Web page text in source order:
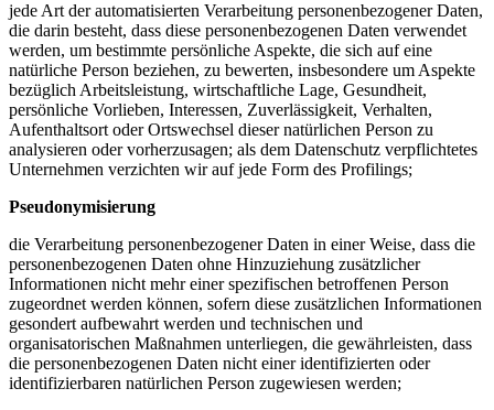
jede Art der automatisierten Verarbeitung personenbezogener Daten,
die darin besteht, dass diese personenbezogenen Daten verwendet
werden, um bestimmte persönliche Aspekte, die sich auf eine
natürliche Person beziehen, zu bewerten, insbesondere um Aspekte
bezüglich Arbeitsleistung, wirtschaftliche Lage, Gesundheit,
persönliche Vorlieben, Interessen, Zuverlässigkeit, Verhalten,
Aufenthaltsort oder Ortswechsel dieser natürlichen Person zu
analysieren oder vorherzusagen; als dem Datenschutz verpflichtetes
Unternehmen verzichten wir auf jede Form des Profilings;
Pseudonymisierung
die Verarbeitung personenbezogener Daten in einer Weise, dass die
personenbezogenen Daten ohne Hinzuziehung zusätzlicher
Informationen nicht mehr einer spezifischen betroffenen Person
zugeordnet werden können, sofern diese zusätzlichen Informationen
gesondert aufbewahrt werden und technischen und
organisatorischen Maßnahmen unterliegen, die gewährleisten, dass
die personenbezogenen Daten nicht einer identifizierten oder
identifizierbaren natürlichen Person zugewiesen werden;